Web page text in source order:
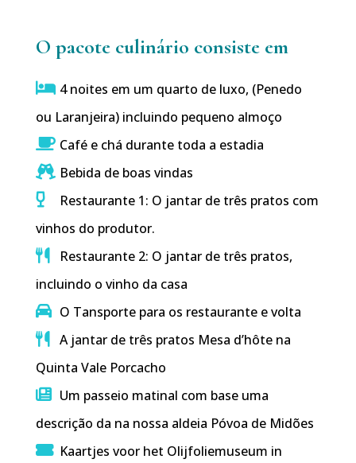
O pacote culinário consiste em
4 noites em um quarto de luxo, (Penedo
ou Laranjeira) incluindo pequeno almoço
Café e chá durante toda a estadia
Bebida de boas vindas
Restaurante 1: O jantar de três pratos com
vinhos do produtor.
Restaurante 2: O jantar de três pratos,
incluindo o vinho da casa
O Tansporte para os restaurante e volta
A jantar de três pratos Mesa d’hôte na
Quinta Vale Porcacho
Um passeio matinal com base uma
descrição da na nossa aldeia Póvoa de Midões
Kaartjes voor het Olijfoliemuseum in